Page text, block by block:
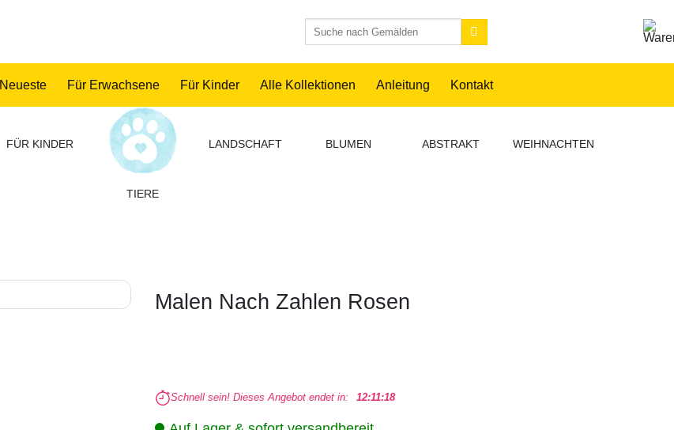
Neueste Für Erwachsene Für Kinder Alle Kollektionen Anleitung Kontakt
FÜR KINDER
TIERE
LANDSCHAFT BLUMEN ABSTRAKT WEIHNACHTEN
Malen Nach Zahlen Rosen
Schnell sein! Dieses Angebot endet in: 12:11:17